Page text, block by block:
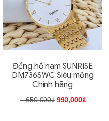
Đồng hồ nam SUNRISE
DM736SWC Siêu mỏng
Chính hãng
1,650,000₫ Giá
990,000₫Giá